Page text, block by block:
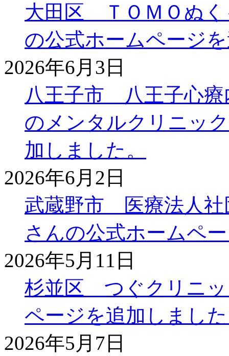
大田区 ＴＯＭＯぬく
の公式ホームページ
2026年6月3日
八王子市 八王子心療
のメンタルクリニッ
加しました。
2026年6月2日
武蔵野市 医療法人
さんの公式ホームペ
2026年5月11日
杉並区 つぐクリニッ
ページを追加しまし
2026年5月7日